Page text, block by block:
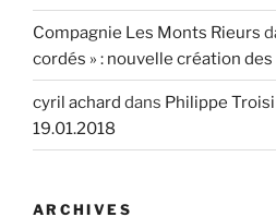
Compagnie Les Monts Rieurs
cordés » : nouvelle création
cyril achard dans Philippe
19.01.2018
ARCHIVES